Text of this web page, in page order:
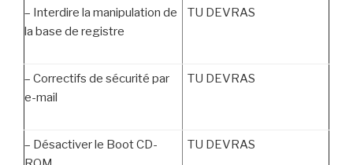
– Interdire la manipulation de
la base de registre
TU DEVRAS
– Correctifs de sécurité par
e-mail
TU DEVRAS
– Désactiver le Boot CD-
TU DEVRAS